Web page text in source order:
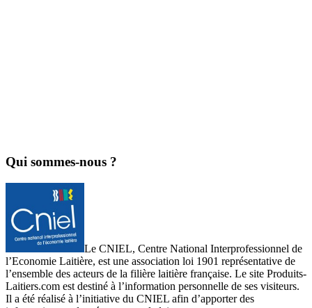
Qui sommes-nous ?
Le CNIEL, Centre National Interprofessionnel de
l’Economie Laitière, est une association loi 1901 représentative de
l’ensemble des acteurs de la filière laitière française. Le site Produits-
Laitiers.com est destiné à l’information personnelle de ses visiteurs.
Il a été réalisé à l’initiative du CNIEL afin d’apporter des